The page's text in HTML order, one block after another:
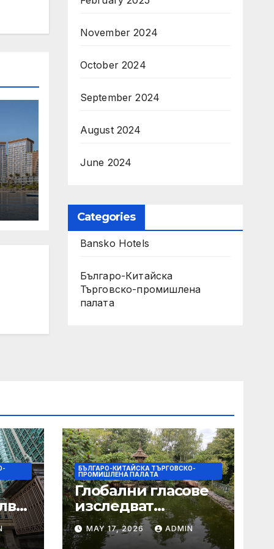
Its
November 2024
October 2024
September 2024
August 2024
June 2024
Categories
Bansko Hotels
Българо-Китайска
Търговско-промишлена
палaта
БЪЛГАРО-КИТАЙСКА ТЪРГОВСКО-
ПРОМИШЛЕНА ПАЛAТА
Глобални гласове
изследват
творчеството за
устойчиви градове
MAY 17, 2026 ADMIN